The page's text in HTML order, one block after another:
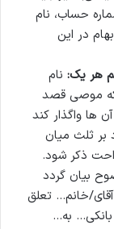
حساب، نام
در این
هر یک: نام
که موصی قصد
ها واگذار کند
بر ثلث میان
ذکر شود.
بیان گردد
خانم… تعلق
بانکی… به…